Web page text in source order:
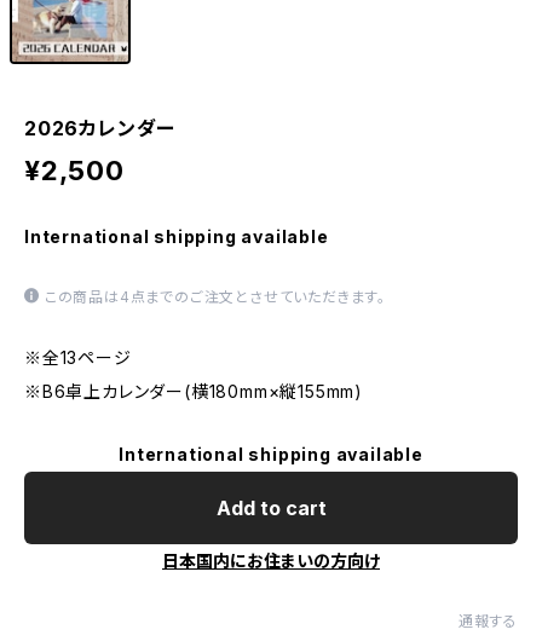
2026カレンダー
¥2,500
International shipping available
この商品は4点までのご注文とさせていただきます。
※全13ページ
※B6卓上カレンダー(横180mm×縦155mm)
International shipping available
Add to cart
日本国内にお住まいの方向け
通報する